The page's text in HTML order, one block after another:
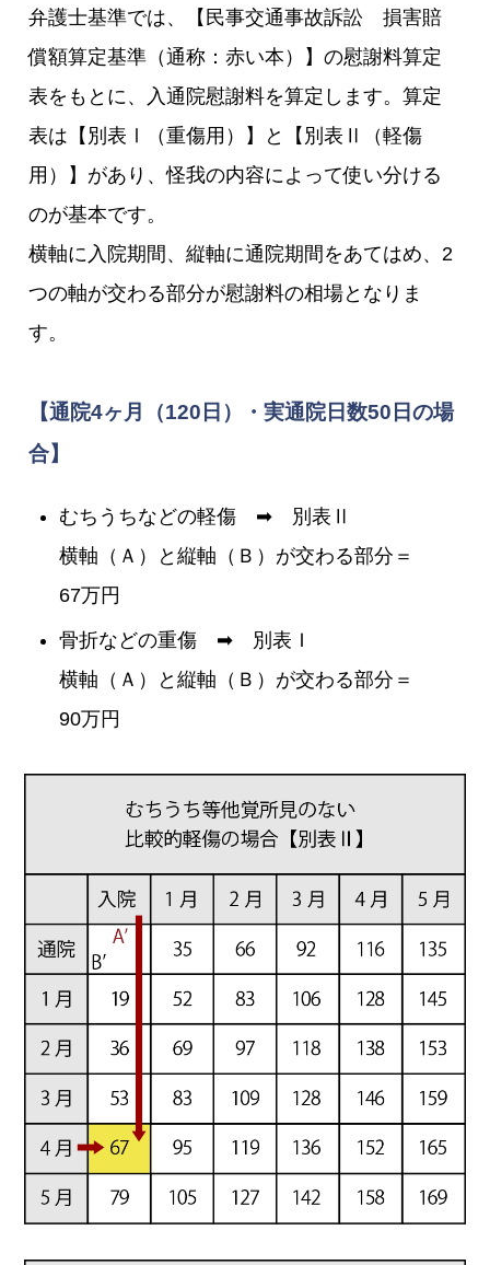
弁護士基準では、【民事交通事故訴訟 損害賠
償額算定基準（通称：赤い本）】の慰謝料算定
表をもとに、入通院慰謝料を算定します。算定
表は【別表Ⅰ（重傷用）】と【別表Ⅱ（軽傷
用）】があり、怪我の内容によって使い分ける
のが基本です。
横軸に入院期間、縦軸に通院期間をあてはめ、2
つの軸が交わる部分が慰謝料の相場となりま
す。
【通院4ヶ月（120日）・実通院日数50日の場
合】
むちうちなどの軽傷 ➡ 別表Ⅱ
横軸（Ａ）と縦軸（Ｂ）が交わる部分＝
67万円
骨折などの重傷 ➡ 別表Ｉ
横軸（Ａ）と縦軸（Ｂ）が交わる部分＝
90万円